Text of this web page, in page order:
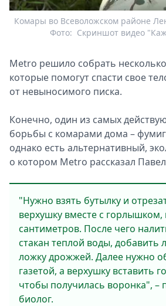
Комары во Всеволожском районе
Скриншот видео
Фото:
Metro решило собрать
которые помогут спасти свое
от невыносимого писка.
Конечно, один из самых
борьбы с комарами дома –
однако есть альтернативный,
о котором Metro рассказал Павел
"Нужно взять бутылку и
верхушку вместе с
сантиметров. После чего
стакан теплой воды, добавить
ложку дрожжей. Далее нужно
газетой, а верхушку вставить
чтобы получилась воронка", –
биолог.